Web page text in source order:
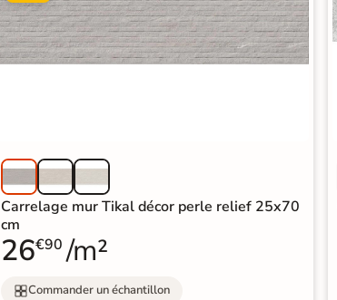
Carrelage mur Tikal décor perle relief 25x70
cm
26€90 /m²
Commander un échantillon